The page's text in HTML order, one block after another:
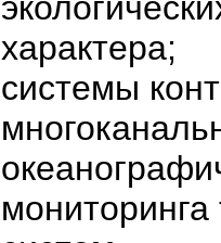
характера;
системы
мониторинга